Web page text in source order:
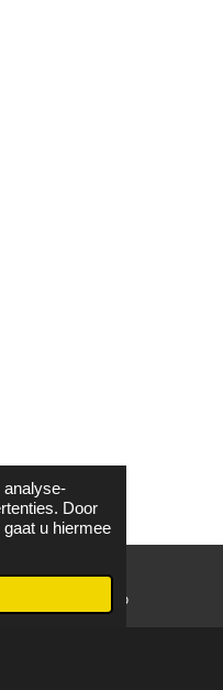
analyse-
Door
u hiermee
WhatsApp